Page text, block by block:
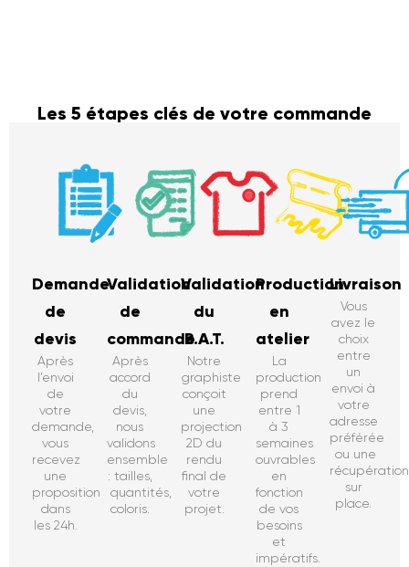
Les 5 étapes clés de votre commande
Demande
de
devis
Après
l’envoi
de
votre
demande,
vous
recevez
une
proposition
dans
les 24h.
Validation
de
commande
Après
accord
du
devis,
nous
validons
ensemble
: tailles,
quantités,
coloris.
Validation
du
B.A.T.
Notre
graphiste
conçoit
une
projection
2D du
rendu
final de
votre
projet.
Production
en
atelier
La
production
prend
entre 1
à 3
semaines
ouvrables
en
fonction
de vos
besoins
et
impératifs.
Livraison
Vous
avez le
choix
entre
un
envoi à
votre
adresse
préférée
ou une
récupération
sur
place.